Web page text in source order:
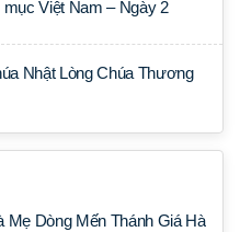
mục Việt Nam – Ngày 2
Nhật Lòng Chúa Thương
Mẹ Dòng Mến Thánh Giá Hà